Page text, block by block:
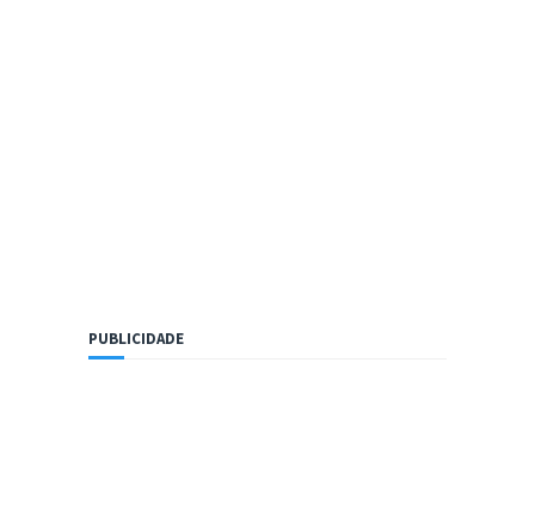
PUBLICIDADE